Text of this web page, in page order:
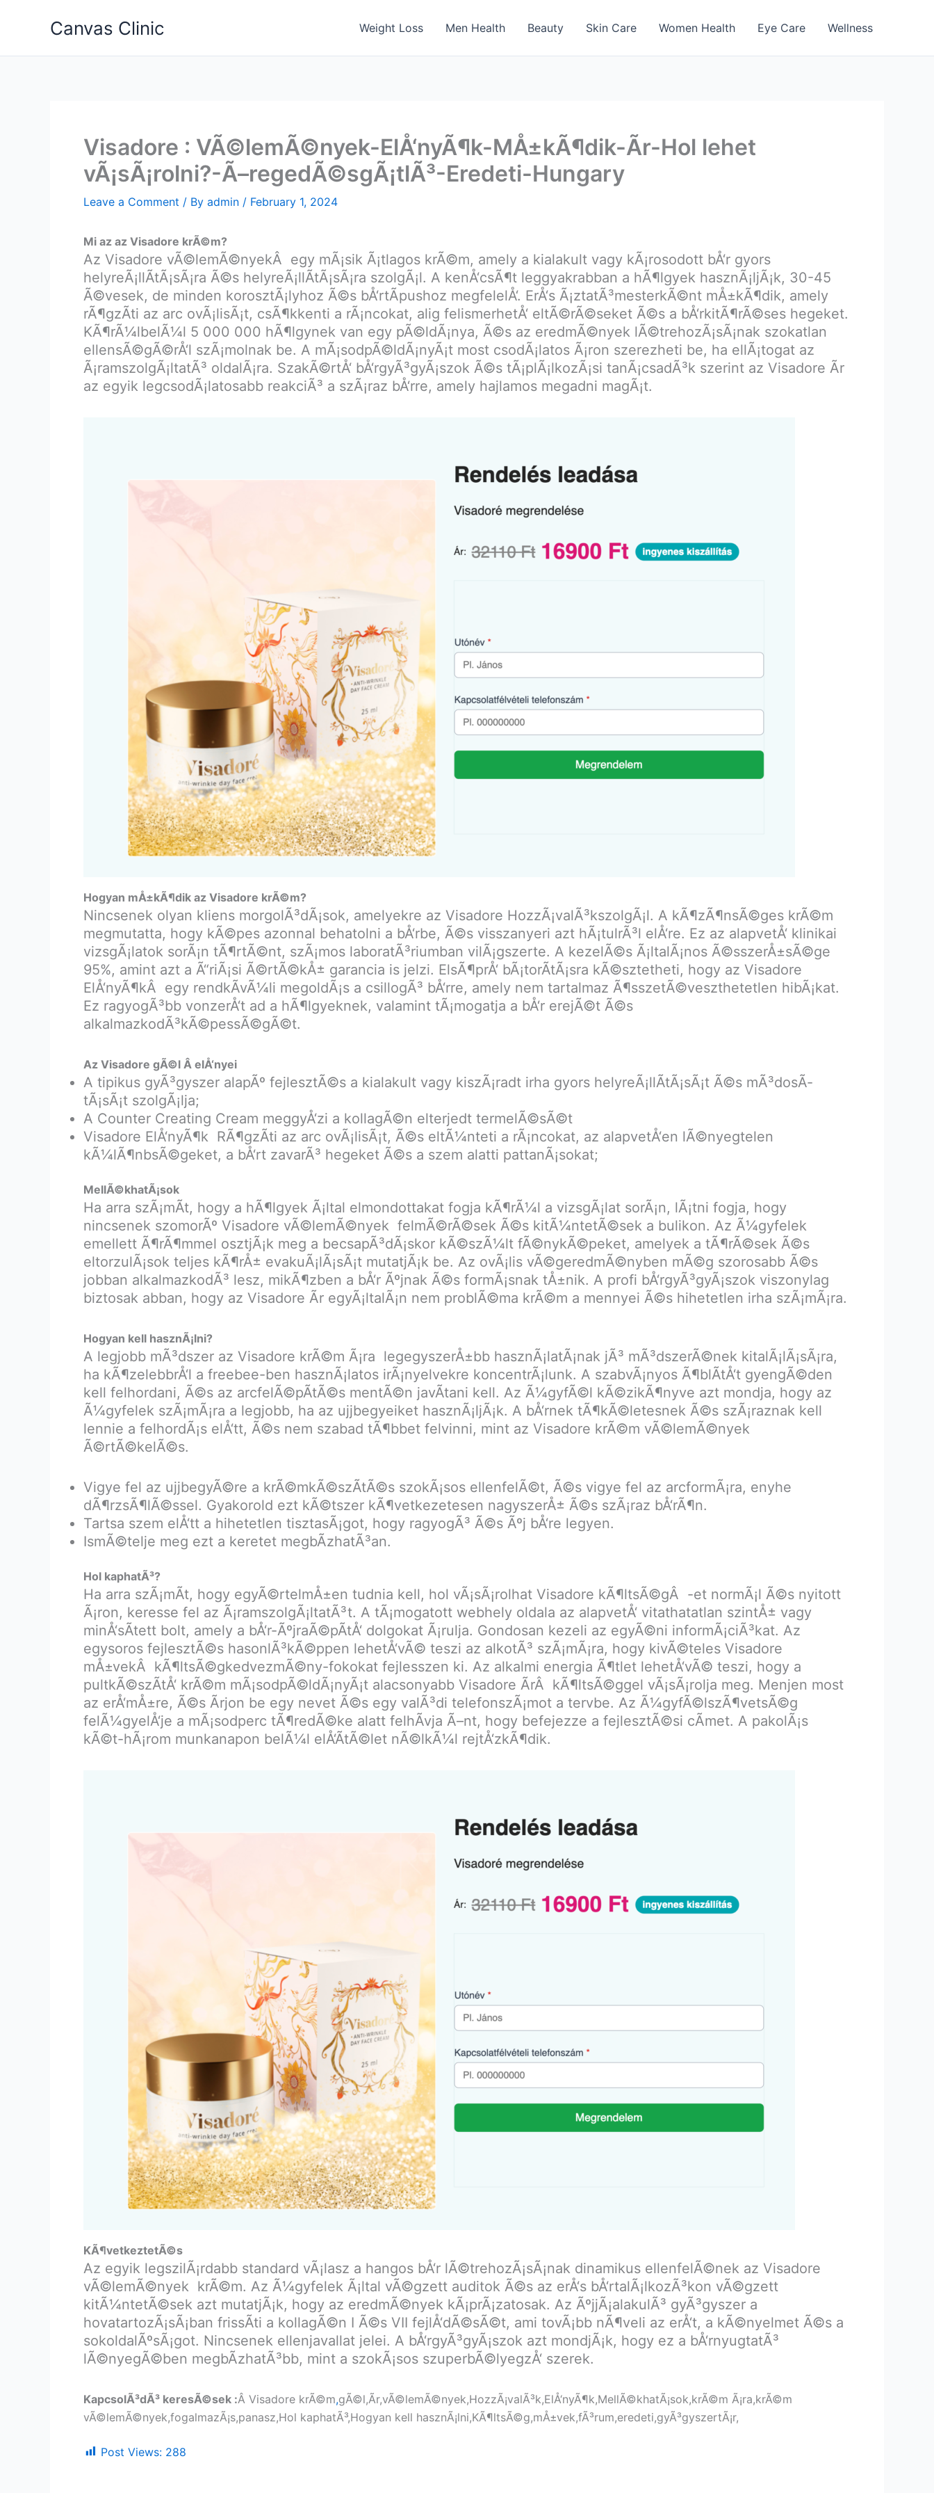
Canvas Clinic Weight Loss Men Health Beauty Skin Care Women Health Eye Care Wellness
Visadore : VÃ©lemÃ©nyek-ElÅ‘nyÃ¶k-MÅ±kÃ¶dik-Ãr-Hol lehet
vÃ¡sÃ¡rolni?-Ã–regedÃ©sgÃ¡tlÃ³-Eredeti-Hungary
Leave a Comment / By admin / February 1, 2024
Mi az az Visadore krÃ©m?
Az Visadore vÃ©lemÃ©nyekÂ egy mÃ¡sik Ã¡tlagos krÃ©m, amely a kialakult vagy kÃ¡rosodott bÅ‘r gyors
helyreÃ¡llÃ­tÃ¡sÃ¡ra Ã©s helyreÃ¡llÃ­tÃ¡sÃ¡ra szolgÃ¡l. A kenÅ‘csÃ¶t leggyakrabban a hÃ¶lgyek hasznÃ¡ljÃ¡k, 30-45
Ã©vesek, de minden korosztÃ¡lyhoz Ã©s bÅ‘rtÃ­pushoz megfelelÅ‘. ErÅ‘s Ã¡ztatÃ³mesterkÃ©nt mÅ±kÃ¶dik, amely
rÃ¶gzÃ­ti az arc ovÃ¡lisÃ¡t, csÃ¶kkenti a rÃ¡ncokat, alig felismerhetÅ‘ eltÃ©rÃ©seket Ã©s a bÅ‘rkitÃ¶rÃ©ses hegeket.
KÃ¶rÃ¼lbelÃ¼l 5 000 000 hÃ¶lgynek van egy pÃ©ldÃ¡nya, Ã©s az eredmÃ©nyek lÃ©trehozÃ¡sÃ¡nak szokatlan
ellensÃ©gÃ©rÅ‘l szÃ¡molnak be. A mÃ¡sodpÃ©ldÃ¡nyÃ¡t most csodÃ¡latos Ã¡ron szerezheti be, ha ellÃ¡togat az
Ã¡ramszolgÃ¡ltatÃ³ oldalÃ¡ra. SzakÃ©rtÅ‘ bÅ‘rgyÃ³gyÃ¡szok Ã©s tÃ¡plÃ¡lkozÃ¡si tanÃ¡csadÃ³k szerint az Visadore Ãr
az egyik legcsodÃ¡latosabb reakciÃ³ a szÃ¡raz bÅ‘rre, amely hajlamos megadni magÃ¡t.
Hogyan mÅ±kÃ¶dik az Visadore krÃ©m?
Nincsenek olyan kliens morgolÃ³dÃ¡sok, amelyekre az Visadore HozzÃ¡valÃ³kszolgÃ¡l. A kÃ¶zÃ¶nsÃ©ges krÃ©m
megmutatta, hogy kÃ©pes azonnal behatolni a bÅ‘rbe, Ã©s visszanyeri azt hÃ¡tulrÃ³l elÅ‘re. Ez az alapvetÅ‘ klinikai
vizsgÃ¡latok sorÃ¡n tÃ¶rtÃ©nt, szÃ¡mos laboratÃ³riumban vilÃ¡gszerte. A kezelÃ©s Ã¡ltalÃ¡nos Ã©sszerÅ±sÃ©ge
95%, amint azt a Ã“riÃ¡si Ã©rtÃ©kÅ± garancia is jelzi. ElsÃ¶prÅ‘ bÃ¡torÃ­tÃ¡sra kÃ©sztetheti, hogy az Visadore
ElÅ‘nyÃ¶kÂ egy rendkÃ­vÃ¼li megoldÃ¡s a csillogÃ³ bÅ‘rre, amely nem tartalmaz Ã¶sszetÃ©veszthetetlen hibÃ¡kat.
Ez ragyogÃ³bb vonzerÅ‘t ad a hÃ¶lgyeknek, valamint tÃ¡mogatja a bÅ‘r erejÃ©t Ã©s
alkalmazkodÃ³kÃ©pessÃ©gÃ©t.
Az Visadore gÃ©l Â elÅ‘nyei
A tipikus gyÃ³gyszer alapÃº fejlesztÃ©s a kialakult vagy kiszÃ¡radt irha gyors helyreÃ¡llÃ­tÃ¡sÃ¡t Ã©s mÃ³dosÃ­
tÃ¡sÃ¡t szolgÃ¡lja;
A Counter Creating Cream meggyÅ‘zi a kollagÃ©n elterjedt termelÃ©sÃ©t
Visadore ElÅ‘nyÃ¶k RÃ¶gzÃ­ti az arc ovÃ¡lisÃ¡t, Ã©s eltÃ¼nteti a rÃ¡ncokat, az alapvetÅ‘en lÃ©nyegtelen
kÃ¼lÃ¶nbsÃ©geket, a bÅ‘rt zavarÃ³ hegeket Ã©s a szem alatti pattanÃ¡sokat;
MellÃ©khatÃ¡sok
Ha arra szÃ¡mÃ­t, hogy a hÃ¶lgyek Ã¡ltal elmondottakat fogja kÃ¶rÃ¼l a vizsgÃ¡lat sorÃ¡n, lÃ¡tni fogja, hogy
nincsenek szomorÃº Visadore vÃ©lemÃ©nyek felmÃ©rÃ©sek Ã©s kitÃ¼ntetÃ©sek a bulikon. Az Ã¼gyfelek
emellett Ã¶rÃ¶mmel osztjÃ¡k meg a becsapÃ³dÃ¡skor kÃ©szÃ¼lt fÃ©nykÃ©peket, amelyek a tÃ¶rÃ©sek Ã©s
eltorzulÃ¡sok teljes kÃ¶rÅ± evakuÃ¡lÃ¡sÃ¡t mutatjÃ¡k be. Az ovÃ¡lis vÃ©geredmÃ©nyben mÃ©g szorosabb Ã©s
jobban alkalmazkodÃ³ lesz, mikÃ¶zben a bÅ‘r Ãºjnak Ã©s formÃ¡snak tÅ±nik. A profi bÅ‘rgyÃ³gyÃ¡szok viszonylag
biztosak abban, hogy az Visadore Ãr egyÃ¡ltalÃ¡n nem problÃ©ma krÃ©m a mennyei Ã©s hihetetlen irha szÃ¡mÃ¡ra.
Hogyan kell hasznÃ¡lni?
A legjobb mÃ³dszer az Visadore krÃ©m Ã¡ra legegyszerÅ±bb hasznÃ¡latÃ¡nak jÃ³ mÃ³dszerÃ©nek kitalÃ¡lÃ¡sÃ¡ra,
ha kÃ¶zelebbrÅ‘l a freebee-ben hasznÃ¡latos irÃ¡nyelvekre koncentrÃ¡lunk. A szabvÃ¡nyos Ã¶blÃ­tÅ‘t gyengÃ©den
kell felhordani, Ã©s az arcfelÃ©pÃ­tÃ©s mentÃ©n javÃ­tani kell. Az Ã¼gyfÃ©l kÃ©zikÃ¶nyve azt mondja, hogy az
Ã¼gyfelek szÃ¡mÃ¡ra a legjobb, ha az ujjbegyeiket hasznÃ¡ljÃ¡k. A bÅ‘rnek tÃ¶kÃ©letesnek Ã©s szÃ¡raznak kell
lennie a felhordÃ¡s elÅ‘tt, Ã©s nem szabad tÃ¶bbet felvinni, mint az Visadore krÃ©m vÃ©lemÃ©nyek
Ã©rtÃ©kelÃ©s.
Vigye fel az ujjbegyÃ©re a krÃ©mkÃ©szÃ­tÃ©s szokÃ¡sos ellenfelÃ©t, Ã©s vigye fel az arcformÃ¡ra, enyhe
dÃ¶rzsÃ¶lÃ©ssel. Gyakorold ezt kÃ©tszer kÃ¶vetkezetesen nagyszerÅ± Ã©s szÃ¡raz bÅ‘rÃ¶n.
Tartsa szem elÅ‘tt a hihetetlen tisztasÃ¡got, hogy ragyogÃ³ Ã©s Ãºj bÅ‘re legyen.
IsmÃ©telje meg ezt a keretet megbÃ­zhatÃ³an.
Hol kaphatÃ³?
Ha arra szÃ¡mÃ­t, hogy egyÃ©rtelmÅ±en tudnia kell, hol vÃ¡sÃ¡rolhat Visadore kÃ¶ltsÃ©gÂ -et normÃ¡l Ã©s nyitott
Ã¡ron, keresse fel az Ã¡ramszolgÃ¡ltatÃ³t. A tÃ¡mogatott webhely oldala az alapvetÅ‘ vitathatatlan szintÅ± vagy
minÅ‘sÃ­tett bolt, amely a bÅ‘r-ÃºjraÃ©pÃ­tÅ‘ dolgokat Ã¡rulja. Gondosan kezeli az egyÃ©ni informÃ¡ciÃ³kat. Az
egysoros fejlesztÃ©s hasonlÃ³kÃ©ppen lehetÅ‘vÃ© teszi az alkotÃ³ szÃ¡mÃ¡ra, hogy kivÃ©teles Visadore
mÅ±vekÂ kÃ¶ltsÃ©gkedvezmÃ©ny-fokokat fejlesszen ki. Az alkalmi energia Ã¶tlet lehetÅ‘vÃ© teszi, hogy a
pultkÃ©szÃ­tÅ‘ krÃ©m mÃ¡sodpÃ©ldÃ¡nyÃ¡t alacsonyabb Visadore ÃrÂ kÃ¶ltsÃ©ggel vÃ¡sÃ¡rolja meg. Menjen most
az erÅ‘mÅ±re, Ã©s Ã­rjon be egy nevet Ã©s egy valÃ³di telefonszÃ¡mot a tervbe. Az Ã¼gyfÃ©lszÃ¶vetsÃ©g
felÃ¼gyelÅ‘je a mÃ¡sodperc tÃ¶redÃ©ke alatt felhÃ­vja Ã–nt, hogy befejezze a fejlesztÃ©si cÃ­met. A pakolÃ¡s
kÃ©t-hÃ¡rom munkanapon belÃ¼l elÅ‘Ã­tÃ©let nÃ©lkÃ¼l rejtÅ‘zkÃ¶dik.
KÃ¶vetkeztetÃ©s
Az egyik legszilÃ¡rdabb standard vÃ¡lasz a hangos bÅ‘r lÃ©trehozÃ¡sÃ¡nak dinamikus ellenfelÃ©nek az Visadore
vÃ©lemÃ©nyek krÃ©m. Az Ã¼gyfelek Ã¡ltal vÃ©gzett auditok Ã©s az erÅ‘s bÅ‘rtalÃ¡lkozÃ³kon vÃ©gzett
kitÃ¼ntetÃ©sek azt mutatjÃ¡k, hogy az eredmÃ©nyek kÃ¡prÃ¡zatosak. Az ÃºjjÃ¡alakulÃ³ gyÃ³gyszer a
hovatartozÃ¡sÃ¡ban frissÃ­ti a kollagÃ©n I Ã©s VII fejlÅ‘dÃ©sÃ©t, ami tovÃ¡bb nÃ¶veli az erÅ‘t, a kÃ©nyelmet Ã©s a
sokoldalÃºsÃ¡got. Nincsenek ellenjavallat jelei. A bÅ‘rgyÃ³gyÃ¡szok azt mondjÃ¡k, hogy ez a bÅ‘rnyugtatÃ³
lÃ©nyegÃ©ben megbÃ­zhatÃ³bb, mint a szokÃ¡sos szuperbÃ©lyegzÅ‘ szerek.
KapcsolÃ³dÃ³ keresÃ©sek :Â Visadore krÃ©m,gÃ©l,Ãr,vÃ©lemÃ©nyek,HozzÃ¡valÃ³k,ElÅ‘nyÃ¶k,MellÃ©khatÃ¡sok,krÃ©m Ã¡ra,krÃ©m
vÃ©lemÃ©nyek,fogalmazÃ¡s,panasz,Hol kaphatÃ³,Hogyan kell hasznÃ¡lni,KÃ¶ltsÃ©g,mÅ±vek,fÃ³rum,eredeti,gyÃ³gyszertÃ¡r,
Post Views: 288